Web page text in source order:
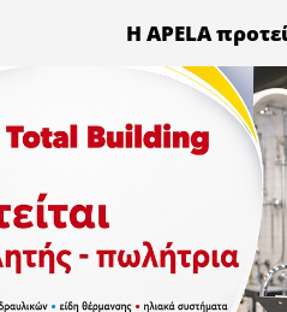
Το θέμα
αίτημα